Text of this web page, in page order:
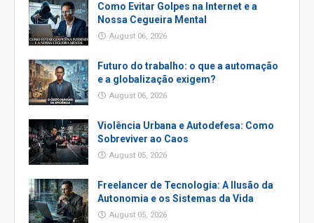
Como Evitar Golpes na Internet e a
Nossa Cegueira Mental
August 06, 2026
Futuro do trabalho: o que a automação
e a globalização exigem?
August 06, 2026
Violência Urbana e Autodefesa: Como
Sobreviver ao Caos
August 05, 2026
Freelancer de Tecnologia: A Ilusão da
Autonomia e os Sistemas da Vida
August 05, 2026